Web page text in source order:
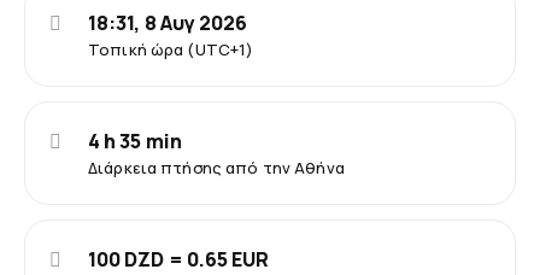
Τοπική ώρα (UTC+1)
18:31, 8 Αυγ 2026
Διάρκεια πτήσης από την Αθήνα
4 h 35 min
100 DZD = 0.65 EUR